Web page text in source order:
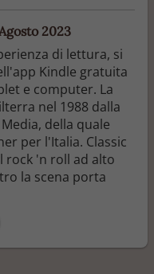
2023
di lettura, si
Kindle gratuita
e computer. La
nel 1988 dalla
della quale
per l'Italia. Classic
rock 'n roll ad alto
la scena porta